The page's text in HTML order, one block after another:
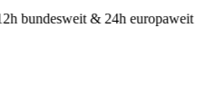
& 24h europaweit /